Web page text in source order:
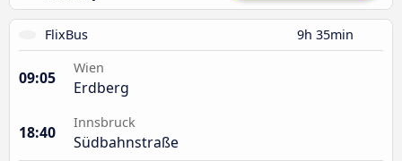
FlixBus 9h 35min
09:05
Wien
Erdberg
18:40
Innsbruck
Südbahnstraße